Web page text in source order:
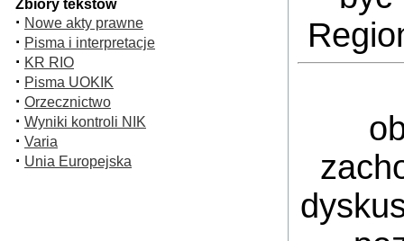
Zbiory tekstów
· Nowe akty prawne
· Pisma i interpretacje
· KR RIO
· Pisma UOKIK
· Orzecznictwo
· Wyniki kontroli NIK
· Varia
· Unia Europejska